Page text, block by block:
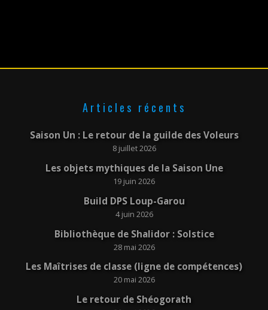
Articles récents
Saison Un : Le retour de la guilde des Voleurs
8 juillet 2026
Les objets mythiques de la Saison Une
19 juin 2026
Build DPS Loup-Garou
4 juin 2026
Bibliothèque de Shalidor : Solstice
28 mai 2026
Les Maîtrises de classe (ligne de compétences)
20 mai 2026
Le retour de Shéogorath